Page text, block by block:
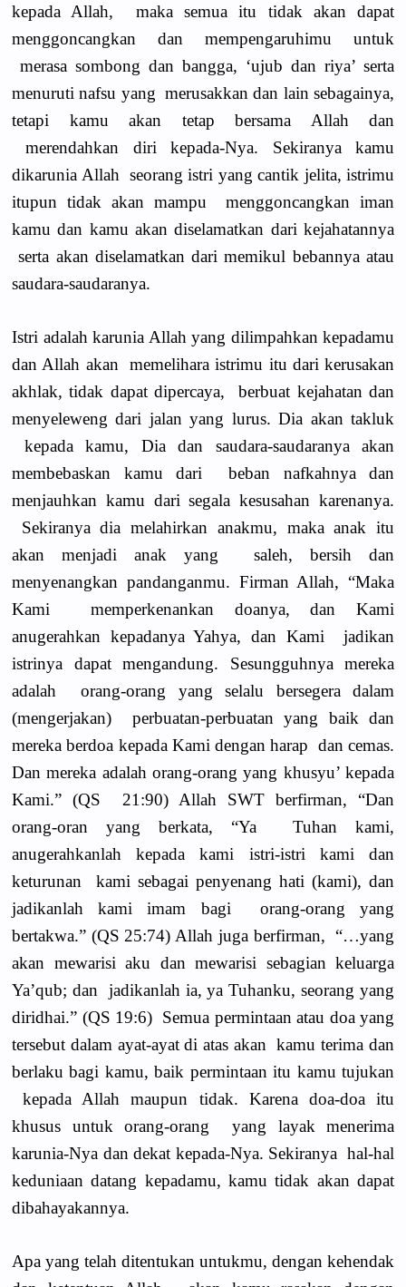
kepada Allah, maka semua itu tidak akan dapat
menggoncangkan dan mempengaruhimu untuk
merasa sombong dan bangga, ‘ujub dan riya’ serta
menuruti nafsu yang merusakkan dan lain sebagainya,
tetapi kamu akan tetap bersama Allah dan
merendahkan diri kepada-Nya. Sekiranya kamu
dikarunia Allah seorang istri yang cantik jelita, istrimu
itupun tidak akan mampu menggoncangkan iman
kamu dan kamu akan diselamatkan dari kejahatannya
serta akan diselamatkan dari memikul bebannya atau
saudara-saudaranya.
Istri adalah karunia Allah yang dilimpahkan kepadamu
dan Allah akan memelihara istrimu itu dari kerusakan
akhlak, tidak dapat dipercaya, berbuat kejahatan dan
menyeleweng dari jalan yang lurus. Dia akan takluk
kepada kamu, Dia dan saudara-saudaranya akan
membebaskan kamu dari beban nafkahnya dan
menjauhkan kamu dari segala kesusahan karenanya.
Sekiranya dia melahirkan anakmu, maka anak itu
akan menjadi anak yang saleh, bersih dan
menyenangkan pandanganmu. Firman Allah, “Maka
Kami memperkenankan doanya, dan Kami
anugerahkan kepadanya Yahya, dan Kami jadikan
istrinya dapat mengandung. Sesungguhnya mereka
adalah orang-orang yang selalu bersegera dalam
(mengerjakan) perbuatan-perbuatan yang baik dan
mereka berdoa kepada Kami dengan harap dan cemas.
Dan mereka adalah orang-orang yang khusyu’ kepada
Kami.” (QS 21:90) Allah SWT berfirman, “Dan
orang-oran yang berkata, “Ya Tuhan kami,
anugerahkanlah kepada kami istri-istri kami dan
keturunan kami sebagai penyenang hati (kami), dan
jadikanlah kami imam bagi orang-orang yang
bertakwa.” (QS 25:74) Allah juga berfirman, “…yang
akan mewarisi aku dan mewarisi sebagian keluarga
Ya’qub; dan jadikanlah ia, ya Tuhanku, seorang yang
diridhai.” (QS 19:6) Semua permintaan atau doa yang
tersebut dalam ayat-ayat di atas akan kamu terima dan
berlaku bagi kamu, baik permintaan itu kamu tujukan
kepada Allah maupun tidak. Karena doa-doa itu
khusus untuk orang-orang yang layak menerima
karunia-Nya dan dekat kepada-Nya. Sekiranya hal-hal
keduniaan datang kepadamu, kamu tidak akan dapat
dibahayakannya.
Apa yang telah ditentukan untukmu, dengan kehendak